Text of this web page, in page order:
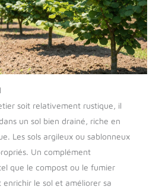
soit relativement rustique, il
un sol bien drainé, riche en
Les sols argileux ou sablonneux
Un complément
que le compost ou le fumier
enrichir le sol et améliorer sa